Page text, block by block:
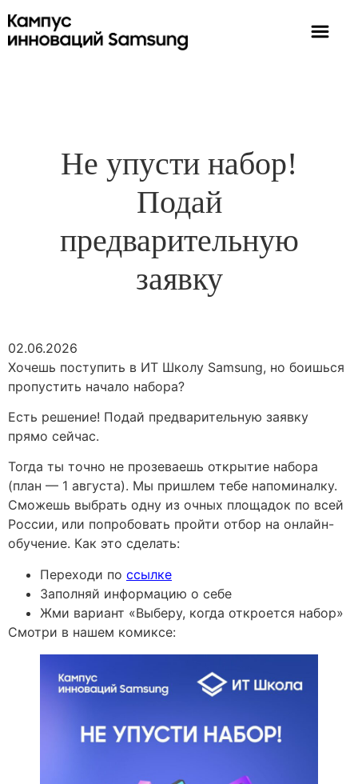
Не упусти набор!
Подай
предварительную
заявку
02.06.2026
Хочешь поступить в ИТ Школу Samsung, но боишься
пропустить начало набора?
Есть решение! Подай предварительную заявку
прямо сейчас.
Тогда ты точно не прозеваешь открытие набора
(план — 1 августа). Мы пришлем тебе напоминалку.
Сможешь выбрать одну из очных площадок по всей
России, или попробовать пройти отбор на онлайн-
обучение. Как это сделать:
Переходи по ссылке
Заполняй информацию о себе
Жми вариант «Выберу, когда откроется набор»
Смотри в нашем комиксе: